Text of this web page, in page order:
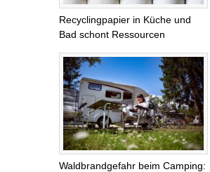
Recyclingpapier in Küche und
Bad schont Ressourcen
Waldbrandgefahr beim Camping: